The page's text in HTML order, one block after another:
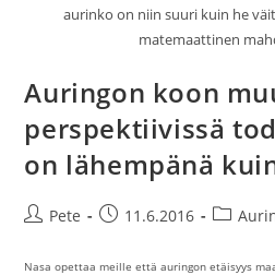
aurinko on niin suuri kuin he
matemaattinen
Auringon koon
perspektiivissä
on lähempänä
Artikkelin
Pete
Artikkeli11.6.2016
Nasa opettaa meille että auringon etäisyys